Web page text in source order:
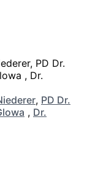
, PD Dr.
, Dr.